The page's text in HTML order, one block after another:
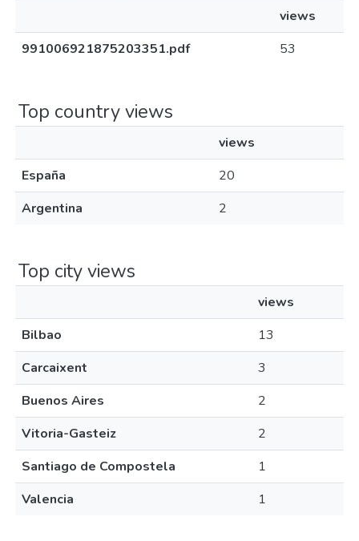
views
991006921875203351.pdf
53
Top country views
views
España
20
Argentina
2
Top city views
views
Bilbao
13
Carcaixent
3
Buenos Aires
2
Vitoria-Gasteiz
2
Santiago de Compostela
1
Valencia
1